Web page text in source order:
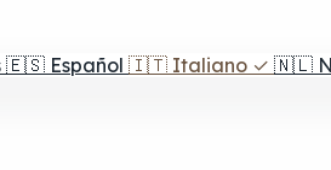
🇪🇸 Español 🇮🇹 Italiano ✓ 🇳🇱